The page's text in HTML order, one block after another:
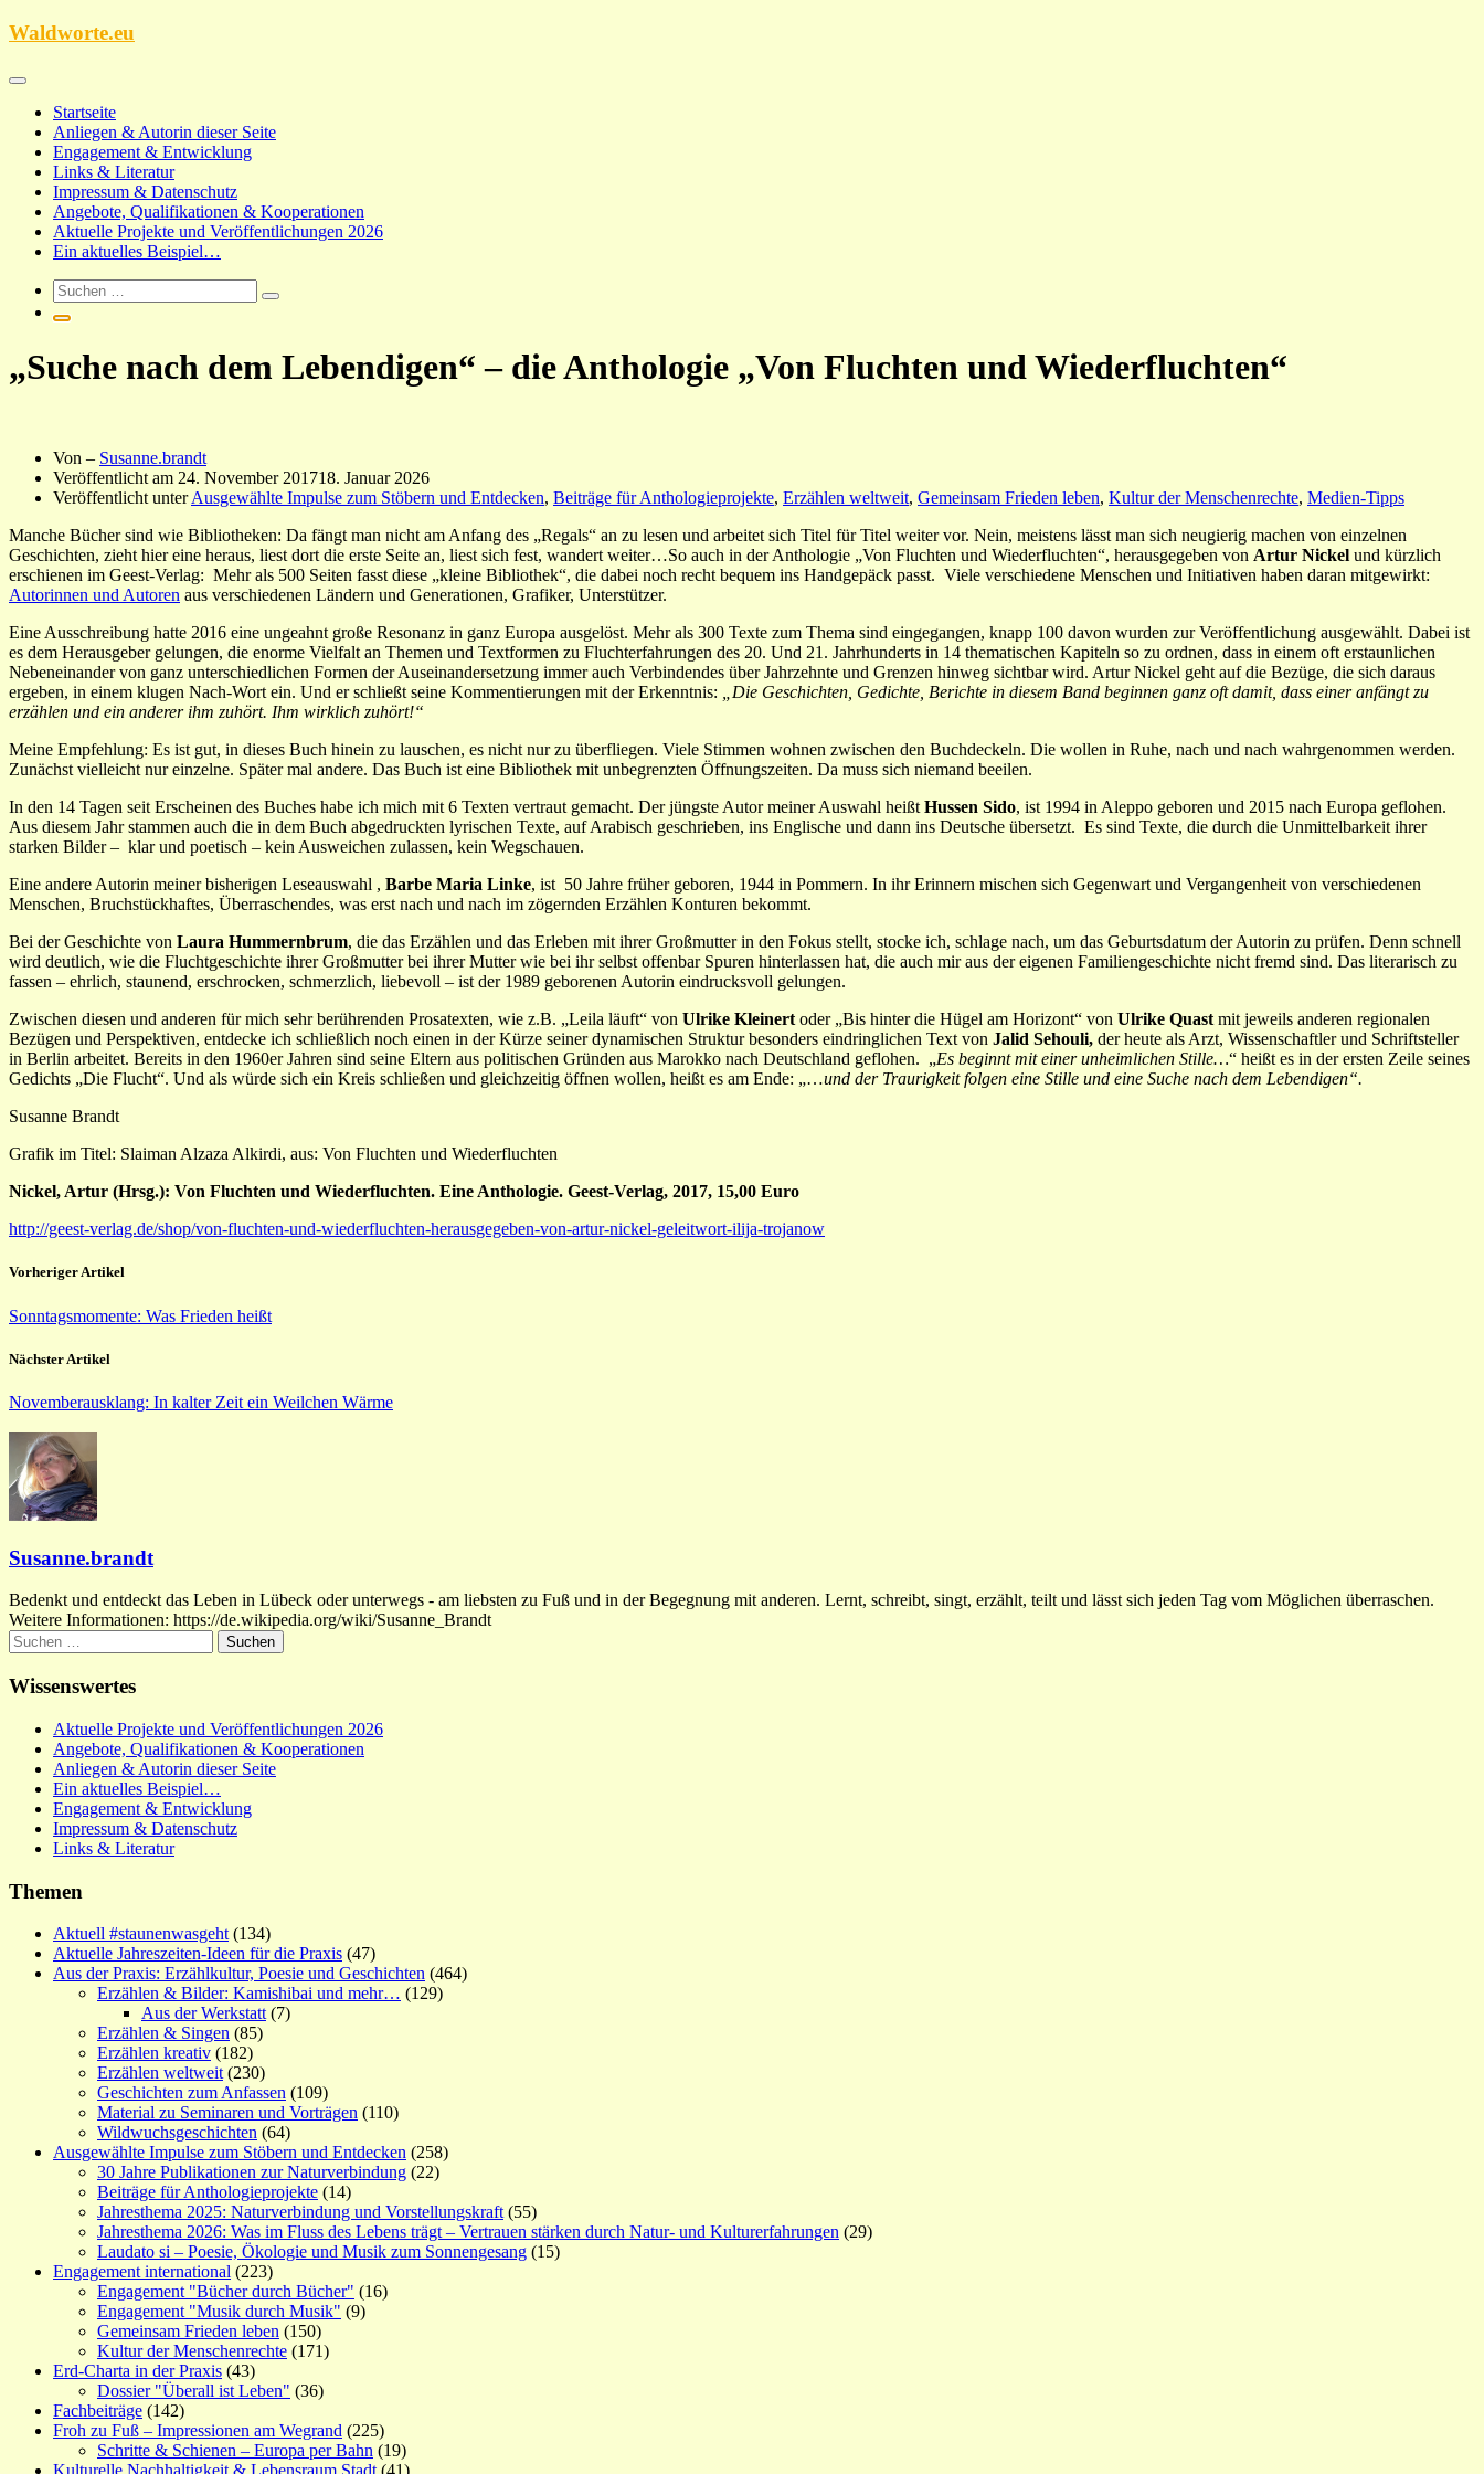
Zum
Waldworte.eu
Startseite
Anliegen & Autorin dieser Seite
Engagement & Entwicklung
Links & Literatur
Impressum & Datenschutz
Angebote, Qualifikationen & Kooperationen
Aktuelle Projekte und Veröffentlichungen 2026
Ein aktuelles Beispiel…
„Suche nach dem Lebendigen“ – die Anthologie „Von Fluchten und Wiederfluchten“
Von – Susanne.brandt
Veröffentlicht am 24. November 201718. Januar 2026
Veröffentlicht unterAusgewählte Impulse zum Stöbern und Entdecken, Beiträge für Anthologieprojekte, Erzählen weltweit, Gemeinsam Frieden leben, Kultur der Menschenrechte, Medien-Tipps
Manche Bücher sind wie Bibliotheken: Da fängt man nicht am Anfang des „Regals“ an zu lesen und arbeitet sich Titel für Titel weiter vor. Nein, meistens lässt man sich neugierig machen von einzelnen
Geschichten, zieht hier eine heraus, liest dort die erste Seite an, liest sich fest, wandert weiter…So auch in der Anthologie „Von Fluchten und Wiederfluchten“, herausgegeben von Artur Nickel und kürzlich
erschienen im Geest-Verlag: Mehr als 500 Seiten fasst diese „kleine Bibliothek“, die dabei noch recht bequem ins Handgepäck passt. Viele verschiedene Menschen und Initiativen haben daran mitgewirkt:
Autorinnen und Autoren aus verschiedenen Ländern und Generationen, Grafiker, Unterstützer.
Eine Ausschreibung hatte 2016 eine ungeahnt große Resonanz in ganz Europa ausgelöst. Mehr als 300 Texte zum Thema sind eingegangen, knapp 100 davon wurden zur Veröffentlichung ausgewählt. Dabei ist
es dem Herausgeber gelungen, die enorme Vielfalt an Themen und Textformen zu Fluchterfahrungen des 20. Und 21. Jahrhunderts in 14 thematischen Kapiteln so zu ordnen, dass in einem oft erstaunlichen
Nebeneinander von ganz unterschiedlichen Formen der Auseinandersetzung immer auch Verbindendes über Jahrzehnte und Grenzen hinweg sichtbar wird. Artur Nickel geht auf die Bezüge, die sich daraus
ergeben, in einem klugen Nach-Wort ein. Und er schließt seine Kommentierungen mit der Erkenntnis:
„Die Geschichten, Gedichte, Berichte in diesem Band beginnen ganz oft damit, dass einer anfängt zu
erzählen und ein anderer ihm zuhört. Ihm wirklich zuhört!“
Meine Empfehlung: Es ist gut, in dieses Buch hinein zu lauschen, es nicht nur zu überfliegen. Viele Stimmen wohnen zwischen den Buchdeckeln. Die wollen in Ruhe, nach und nach wahrgenommen werden.
Zunächst vielleicht nur einzelne. Später mal andere. Das Buch ist eine Bibliothek mit unbegrenzten Öffnungszeiten. Da muss sich niemand beeilen.
In den 14 Tagen seit Erscheinen des Buches habe ich mich mit 6 Texten vertraut gemacht. Der jüngste Autor meiner Auswahl heißt Hussen Sido, ist 1994 in Aleppo geboren und 2015 nach Europa geflohen.
Aus diesem Jahr stammen auch die in dem Buch abgedruckten lyrischen Texte, auf Arabisch geschrieben, ins Englische und dann ins Deutsche übersetzt. Es sind Texte, die durch die Unmittelbarkeit ihrer
starken Bilder – klar und poetisch – kein Ausweichen zulassen, kein Wegschauen.
Eine andere Autorin meiner bisherigen Leseauswahl , Barbe Maria Linke, ist 50 Jahre früher geboren, 1944 in Pommern. In ihr Erinnern mischen sich Gegenwart und Vergangenheit von verschiedenen
Menschen, Bruchstückhaftes, Überraschendes, was erst nach und nach im zögernden Erzählen Konturen bekommt.
Bei der Geschichte von Laura Hummernbrum, die das Erzählen und das Erleben mit ihrer Großmutter in den Fokus stellt, stocke ich, schlage nach, um das Geburtsdatum der Autorin zu prüfen. Denn schnell
wird deutlich, wie die Fluchtgeschichte ihrer Großmutter bei ihrer Mutter wie bei ihr selbst offenbar Spuren hinterlassen hat, die auch mir aus der eigenen Familiengeschichte nicht fremd sind. Das literarisch zu
fassen – ehrlich, staunend, erschrocken, schmerzlich, liebevoll – ist der 1989 geborenen Autorin eindrucksvoll gelungen.
Zwischen diesen und anderen für mich sehr berührenden Prosatexten, wie z.B. „Leila läuft“ von Ulrike Kleinert oder „Bis hinter die Hügel am Horizont“ von Ulrike Quast mit jeweils anderen regionalen
Bezügen und Perspektiven, entdecke ich schließlich noch einen in der Kürze seiner dynamischen Struktur besonders eindringlichen Text von Jalid Sehouli, der heute als Arzt, Wissenschaftler und Schriftsteller
in Berlin arbeitet. Bereits in den 1960er Jahren sind seine Eltern aus politischen Gründen aus Marokko nach Deutschland geflohen. „Es beginnt mit einer unheimlichen Stille…“ heißt es in der ersten Zeile seines
Gedichts „Die Flucht“. Und als würde sich ein Kreis schließen und gleichzeitig öffnen wollen, heißt es am Ende: „…und der Traurigkeit folgen eine Stille und eine Suche nach dem Lebendigen“.
Susanne Brandt
Grafik im Titel: Slaiman Alzaza Alkirdi, aus: Von Fluchten und Wiederfluchten
Nickel, Artur (Hrsg.): Von Fluchten und Wiederfluchten. Eine Anthologie. Geest-Verlag, 2017, 15,00 Euro
http://geest-verlag.de/shop/von-fluchten-und-wiederfluchten-herausgegeben-von-artur-nickel-geleitwort-ilija-trojanow
Vorheriger Artikel
Sonntagsmomente: Was Frieden heißt
Nächster Artikel
Novemberausklang: In kalter Zeit ein Weilchen Wärme
Susanne.brandt
Bedenkt und entdeckt das Leben in Lübeck oder unterwegs - am liebsten zu Fuß und in der Begegnung mit anderen. Lernt, schreibt, singt, erzählt, teilt und lässt sich jeden Tag vom Möglichen überraschen.
Weitere Informationen: https://de.wikipedia.org/wiki/Susanne_Brandt
Suchen
nach:
Wissenswertes
Aktuelle Projekte und Veröffentlichungen 2026
Angebote, Qualifikationen & Kooperationen
Anliegen & Autorin dieser Seite
Ein aktuelles Beispiel…
Engagement & Entwicklung
Impressum & Datenschutz
Links & Literatur
Themen
Aktuell #staunenwasgeht (134)
Aktuelle Jahreszeiten-Ideen für die Praxis (47)
Aus der Praxis: Erzählkultur, Poesie und Geschichten (464)
Erzählen & Bilder: Kamishibai und mehr… (129)
Aus der Werkstatt (7)
Erzählen & Singen (85)
Erzählen kreativ (182)
Erzählen weltweit (230)
Geschichten zum Anfassen (109)
Material zu Seminaren und Vorträgen (110)
Wildwuchsgeschichten (64)
Ausgewählte Impulse zum Stöbern und Entdecken (258)
30 Jahre Publikationen zur Naturverbindung (22)
Beiträge für Anthologieprojekte (14)
Jahresthema 2025: Naturverbindung und Vorstellungskraft (55)
Jahresthema 2026: Was im Fluss des Lebens trägt – Vertrauen stärken durch Natur- und Kulturerfahrungen (29)
Laudato si – Poesie, Ökologie und Musik zum Sonnengesang (15)
Engagement international (223)
Engagement "Bücher durch Bücher" (16)
Engagement "Musik durch Musik" (9)
Gemeinsam Frieden leben (150)
Kultur der Menschenrechte (171)
Erd-Charta in der Praxis (43)
Dossier "Überall ist Leben" (36)
Fachbeiträge (142)
Froh zu Fuß – Impressionen am Wegrand (225)
Schritte & Schienen – Europa per Bahn (19)